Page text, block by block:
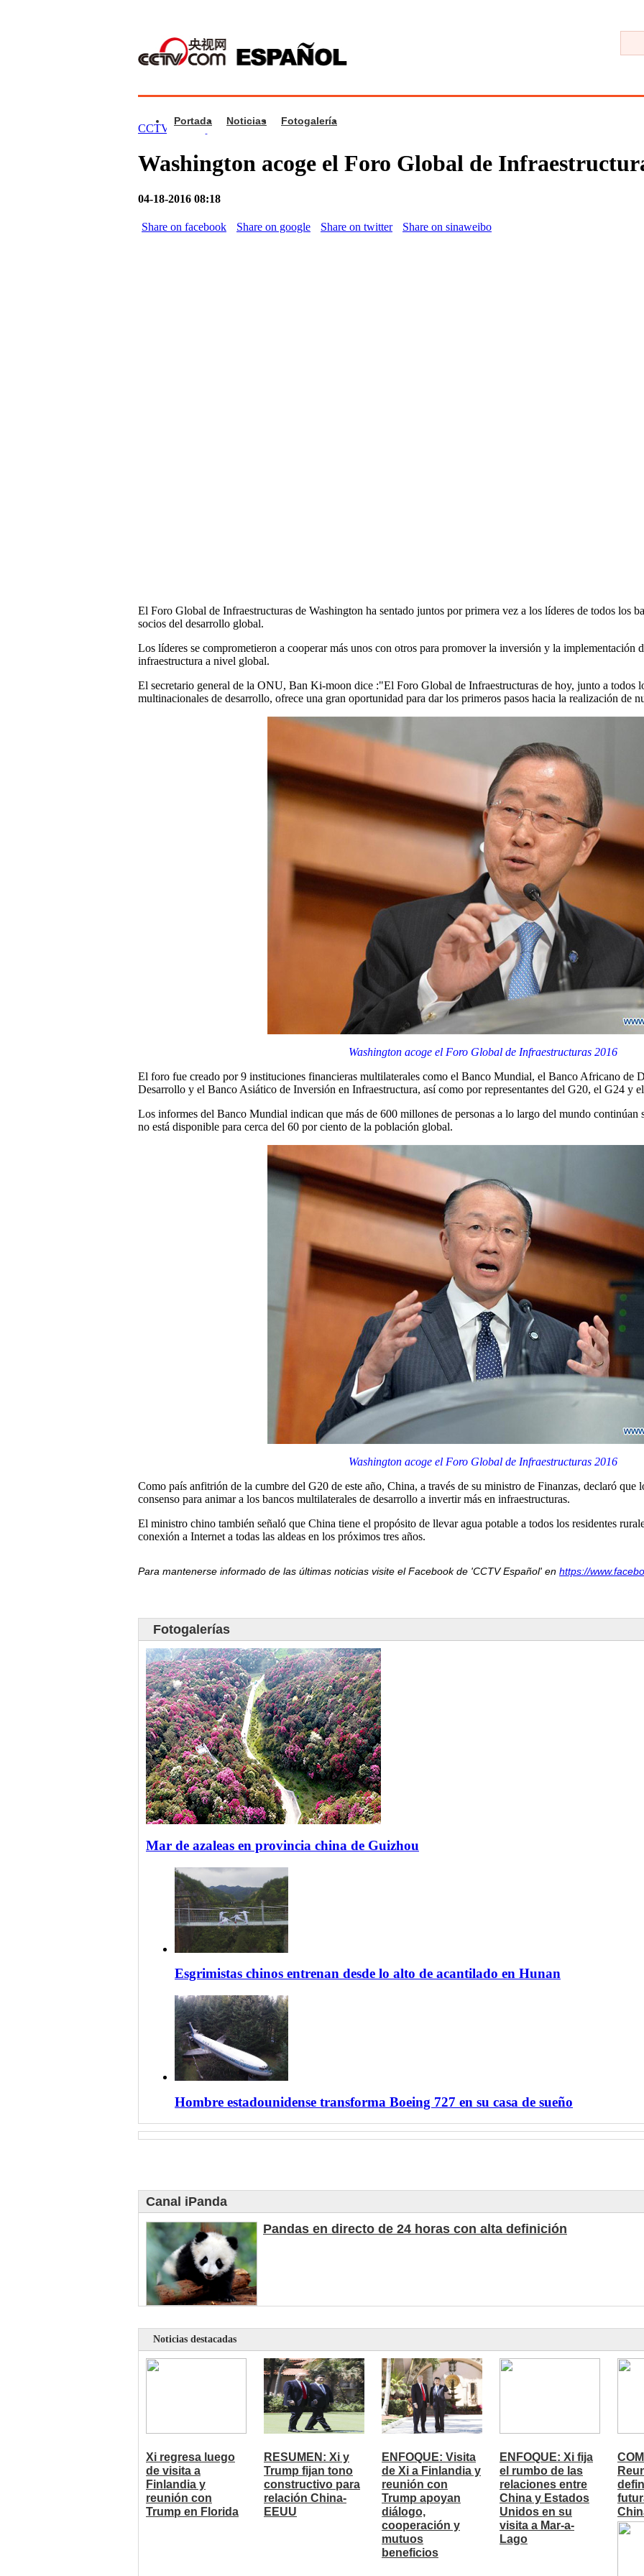
Portada Noticias Fotogalería
CCTV.com Español>Vídeos >Mundo
Washington acoge el Foro Global de
04-18-2016 08:18
Share on facebook Share on google Share on twitter Share on sinaweibo
El Foro Global de Infraestructuras de Washington ha sentado juntos por primera vez a los líderes de todos los
socios del desarrollo global.
Los líderes se comprometieron a cooperar más unos con otros para promover la inversión y la implementación
infraestructura a nivel global.
El secretario general de la ONU, Ban Ki-moon dice :"El Foro Global de Infraestructuras de hoy, junto a todos
multinacionales de desarrollo, ofrece una gran oportunidad para dar los primeros pasos hacia la realización de
Washington acoge el Foro Global de Infraestructuras 2016
El foro fue creado por 9 instituciones financieras multilaterales como el Banco Mundial, el Banco Africano de
Desarrollo y el Banco Asiático de Inversión en Infraestructura, así como por representantes del G20, el G24 y
Los informes del Banco Mundial indican que más de 600 millones de personas a lo largo del mundo continúan
no está disponible para cerca del 60 por ciento de la población global.
Washington acoge el Foro Global de Infraestructuras 2016
Como país anfitrión de la cumbre del G20 de este año, China, a través de su ministro de Finanzas, declaró que
consenso para animar a los bancos multilaterales de desarrollo a invertir más en infraestructuras.
El ministro chino también señaló que China tiene el propósito de llevar agua potable a todos los residentes
conexión a Internet a todas las aldeas en los próximos tres años.
Para mantenerse informado de las últimas noticias visite el Facebook de 'CCTV Español' en https://
Fotogalerías
Mar de azaleas en provincia china de Guizhou
Esgrimistas chinos entrenan desde lo alto de acantilado en Hunan
Hombre estadounidense transforma Boeing 727 en su casa de sueño
Canal iPanda
Pandas en directo de 24 horas con alta definición
Noticias destacadas
Xi regresa luego
de visita a
Finlandia y
reunión con
Trump en Florida
RESUMEN: Xi y
Trump fijan tono
constructivo para
relación China-
EEUU
ENFOQUE: Visita
de Xi a Finlandia y
reunión con
Trump apoyan
diálogo,
cooperación y
mutuos
beneficios
ENFOQUE: Xi fija
el rumbo de las
relaciones entre
China y Estados
Unidos en su
visita a Mar-a-
Lago